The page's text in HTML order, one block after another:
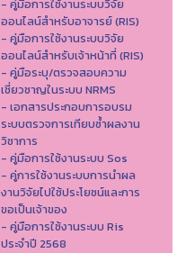
- คู่มือการใช้งานระบบวิจัย
ออนไลน์สำหรับอาจารย์ (RIS)
- คู่มือการใช้งานระบบวิจัย
ออนไลน์สำหรับเจ้าหน้าที่ (RIS)
- คู่มือระบุ/ตรวจสอบความ
เชี่ยวชาญในระบบ NRMS
- เอกสารประกอบการอบรม
ระบบตรวจการเทียบซ้ำผลงาน
วิชาการ
- คู่มือการใช้งานระบบ Sos
- คู่การใช้งานระบบการนำผล
งานวิจัยไปใช้ประโยชน์และการ
ขอเป็นเจ้าของ
- คู่มือการใช้งานระบบ Ris
ประจำปี 2568